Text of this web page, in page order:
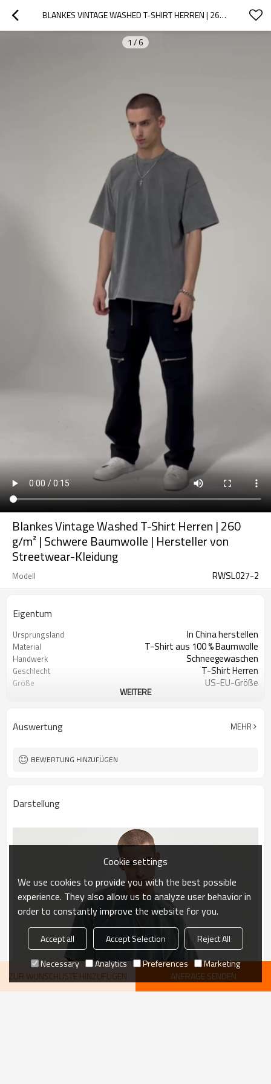
BLANKES VINTAGE WASHED T-SHIRT HERREN | 260 G/M² | SCHWERE BAUMWOLLE | HERSTELLER VON STREETWEAR-KLEIDUNG
1 / 6
Blankes Vintage Washed T-Shirt Herren | 260
g/m² | Schwere Baumwolle | Hersteller von
Streetwear-Kleidung
Modell RWSL027-2
Eigentum
Ursprungsland In China herstellen
Material T-Shirt aus 100 % Baumwolle
Handwerk Schneegewaschen
Geschlecht T-Shirt Herren
Größe US-EU-Größe
Schultern
WEITERE
Auswertung MEHR
BEWERTUNG HINZUFÜGEN
Darstellung
ZUR WUNSCHLISTE HINZUFÜGEN ANFRAGE SENDEN
Cookie settings
We use cookies to provide you with the best possible
experience. They also allow us to analyze user behavior in
order to constantly improve the website for you.
Accept all Accept Selection
Reject All
Necessary
Analytics Preferences Marketing